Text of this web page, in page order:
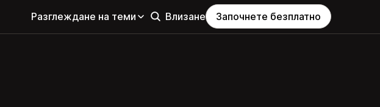
Разглеждане на теми Влизане Започнете безплатно